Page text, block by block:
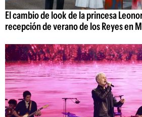
El cambio de look de la princesa
recepción de verano de los Reyes en